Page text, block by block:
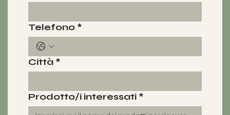
Telefono *
Città *
Prodotto/i interessati *